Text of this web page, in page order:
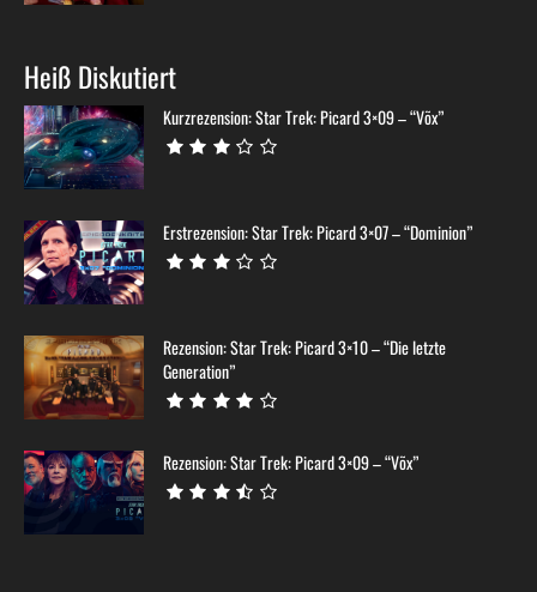
Heiß Diskutiert
Kurzrezension: Star Trek: Picard 3×09 – “Võx”
Erstrezension: Star Trek: Picard 3×07 – “Dominion”
Rezension: Star Trek: Picard 3×10 – “Die letzte
Generation”
Rezension: Star Trek: Picard 3×09 – “Võx”